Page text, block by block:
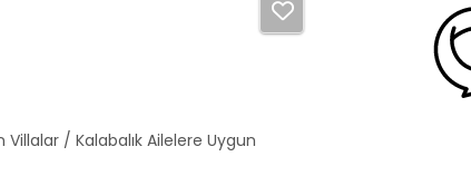
Villalar / Kalabalık Ailelere Uygun